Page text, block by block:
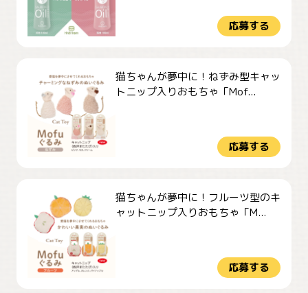
応募する
猫ちゃんが夢中に！ねずみ型キャッ
トニップ入りおもちゃ「Mof...
応募する
猫ちゃんが夢中に！フルーツ型のキ
ャットニップ入りおもちゃ「M...
応募する